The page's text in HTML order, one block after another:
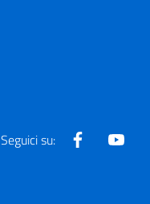
Seguici su: Facebook